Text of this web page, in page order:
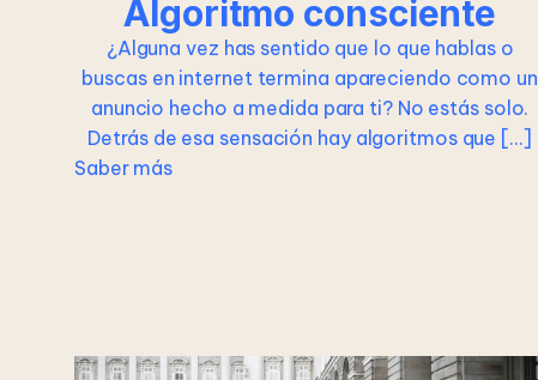
Algoritmo consciente
¿Alguna vez has sentido que lo que hablas o
buscas en internet termina apareciendo como un
anuncio hecho a medida para ti? No estás solo.
Detrás de esa sensación hay algoritmos que […]
Saber más